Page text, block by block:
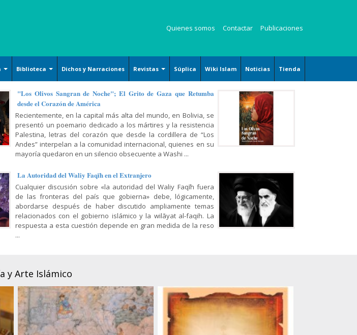
Quienes somos Contactar Publicaciones
Biblioteca
Islam básico
Derechos
Oración y Súplica
Filosofía y Gnosis
Sociología y Historia
Religión, Política y Ética
Mujer, Familia y Educación
Doctrina Islámica y Shiismo
Dichos y Narraciones Revistas
Revista Kauzar
Revista Zaqalain
Súplica Wiki Islam Noticias Tienda
"Los Olivos Sangran de Noche"; El Grito de Gaza que Retumba
desde el Corazón de América
Recientemente, en la capital más alta del mundo, en Bolivia, se
presentó un poemario dedicado a los mártires y la resistencia
Palestina, letras del corazón que desde la cordillera de “Los
Andes” interpelan a la comunidad internacional, quienes en su
mayoría quedaron en un silencio obsecuente a Washi ...
La Autoridad del Waliy Faqīh en el Extranjero
Cualquier discusión sobre «la autoridad del Waliy Faqīh fuera
de las fronteras del país que gobierna» debe, lógicamente,
abordarse después de haber discutido ampliamente temas
relacionados con el gobierno islámico y la wilāyat al-faqih. La
respuesta a esta cuestión depende en gran medida de la reso
...
y Arte Islámico